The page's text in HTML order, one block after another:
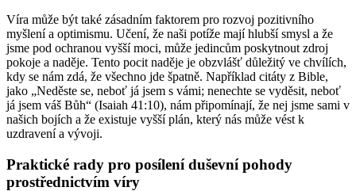
Víra může být také zásadním faktorem pro rozvoj pozitivního
myšlení a optimismu. Učení, že naši potíže mají hlubší smysl a že
jsme pod ochranou vyšší moci, může jedincům poskytnout zdroj
pokoje a naděje. Tento pocit naděje je obzvlášť důležitý ve chvílích,
kdy se nám zdá, že všechno jde špatně. Například citáty z Bible,
jako „Neděste se, neboť já jsem s vámi; nenechte se vyděsit, neboť
já jsem váš Bůh“ (Isaiah 41:10), nám připomínají, že nej jsme sami v
našich bojích a že existuje vyšší plán, který nás může vést k
uzdravení a vývoji.
Praktické rady pro posílení duševní pohody
prostřednictvím víry